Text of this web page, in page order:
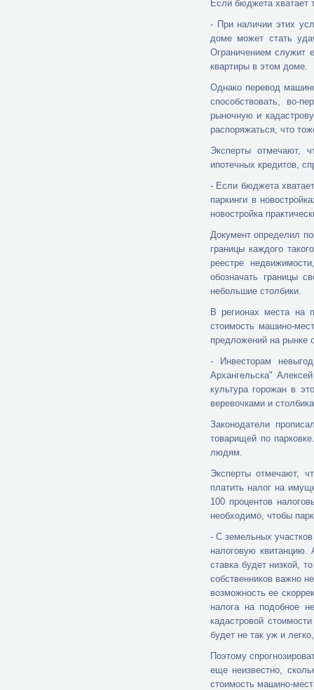
Если бюджета хватает
- При наличии этих
доме может стать
Ограничением служит
квартиры в этом доме.
Однако перевод
способствовать, во-
рыночную и
распоряжаться, что
Эксперты отмечают,
ипотечных кредитов,
- Если бюджета
паркинги в
новостройка
Документ определил
границы каждого
реестре
обозначать границы
небольшие столбики.
В регионах места на
стоимость машино-
предложений на рынке
- Инвесторам
Архангельска"
культура горожан в
веревочками и
Законодатели
товарищей по
людям.
Эксперты отмечают,
платить налог на
100 процентов
необходимо, чтобы
- С земельных
налоговую
ставка будет низкой,
собственников важно
возможность ее
налога на подобное
кадастровой
будет не так уж и
Поэтому
еще неизвестно,
стоимость машино-